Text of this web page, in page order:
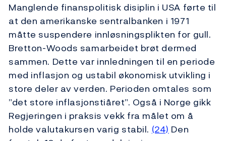
Manglende finanspolitisk disiplin i USA førte til
at den amerikanske sentralbanken i 1971
måtte suspendere innløsningsplikten for gull.
Bretton-Woods samarbeidet brøt dermed
sammen. Dette var innledningen til en periode
med inflasjon og ustabil økonomisk utvikling i
store deler av verden. Perioden omtales som
”det store inflasjonstiåret”. Også i Norge gikk
Regjeringen i praksis vekk fra målet om å
holde valutakursen varig stabil. (24) Den